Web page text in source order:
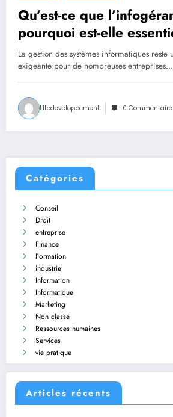
Qu’est-ce que
pourquoi est-elle
entreprises modernes ?
La gestion des systèmes informatiques reste
exigeante pour de nombreuses
Hlpdeveloppement 0
Catégories
Conseil
Droit
entreprise
Finance
Formation
industrie
Information
Informatique
Marketing
Non classé
Ressources humaines
Services
vie pratique
Articles récents